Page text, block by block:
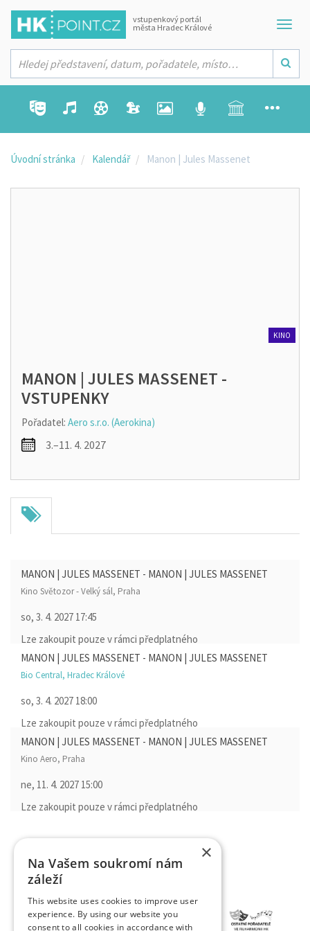
vstupenkový portál
města Hradec Králové
Úvodní stránka Kalendář Manon | Jules Massenet
MANON | JULES MASSENET -
VSTUPENKY
Pořadatel: Aero s.r.o. (Aerokina)
3.–11. 4. 2027
KINO
MANON | JULES MASSENET - MANON | JULES MASSENET
Kino Světozor - Velký sál, Praha
so, 3. 4. 2027 17:45
Lze zakoupit pouze v rámci předplatného
MANON | JULES MASSENET - MANON | JULES MASSENET
Bio Central, Hradec Králové
so, 3. 4. 2027 18:00
Lze zakoupit pouze v rámci předplatného
MANON | JULES MASSENET - MANON | JULES MASSENET
Kino Aero, Praha
ne, 11. 4. 2027 15:00
Lze zakoupit pouze v rámci předplatného
×
Na Vašem soukromí nám
záleží
This website uses cookies to improve user
experience. By using our website you
consent to all cookies in accordance with